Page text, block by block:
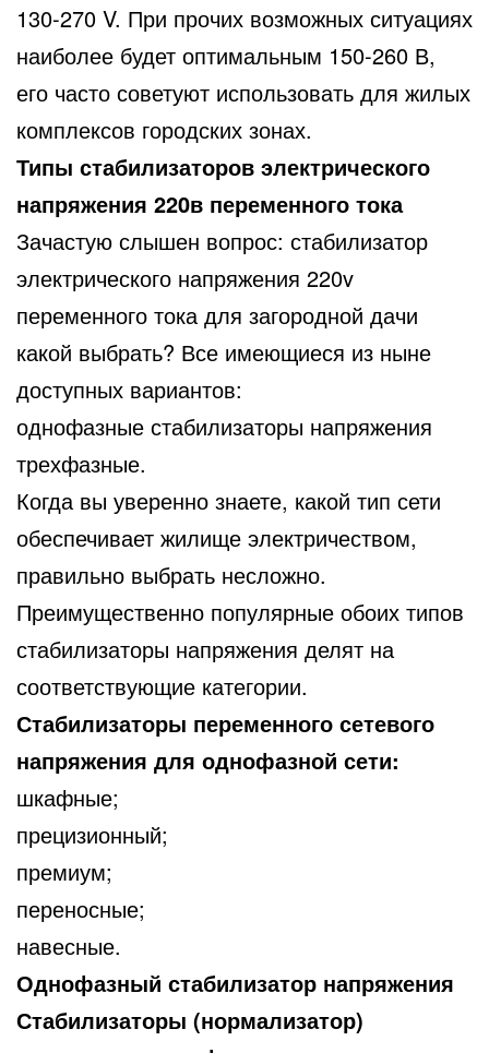
130-270 V. При прочих возможных ситуациях
наиболее будет оптимальным 150-260 В,
его часто советуют использовать для жилых
комплексов городских зонах.
Типы стабилизаторов электрического
напряжения 220в переменного тока
Зачастую слышен вопрос: стабилизатор
электрического напряжения 220v
переменного тока для загородной дачи
какой выбрать? Все имеющиеся из ныне
доступных вариантов:
однофазные стабилизаторы напряжения
трехфазные.
Когда вы уверенно знаете, какой тип сети
обеспечивает жилище электричеством,
правильно выбрать несложно.
Преимущественно популярные обоих типов
стабилизаторы напряжения делят на
соответствующие категории.
Стабилизаторы переменного сетевого
напряжения для однофазной сети:
шкафные;
прецизионный;
премиум;
переносные;
навесные.
Однофазный стабилизатор напряжения
Стабилизаторы (нормализатор)